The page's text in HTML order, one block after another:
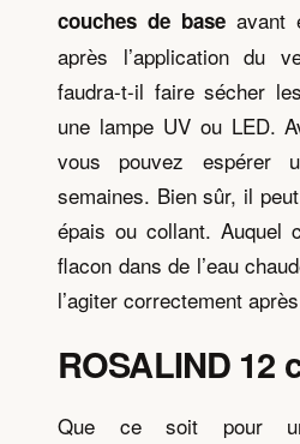
couches de baseavant
après l’application du
faudra-t-il faire sécher
une lampe UV ou LED.
vous pouvez espérer
semaines. Bien sûr, il
épais ou collant. Auquel
flacon dans de l’eau
l’agiter correctement
ROSALIND 12
Que ce soit pour